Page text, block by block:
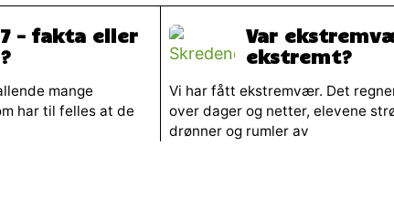
– fakta eller
mange
har til felles at de
Var
ekstremt?
Vi har fått ekstremvær. Det
over dager og netter, elevene
drønner og rumler av